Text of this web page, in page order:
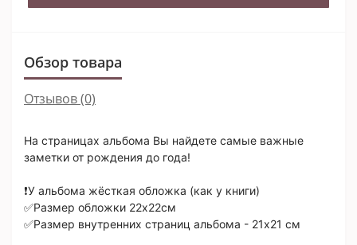
Обзор товара
Отзывов (0)
На страницах альбома Вы найдете самые важные
заметки от рождения до года!
❗У альбома жёсткая обложка (как у книги)
✅Размер обложки 22х22см
✅Размер внутренних страниц альбома - 21х21 см